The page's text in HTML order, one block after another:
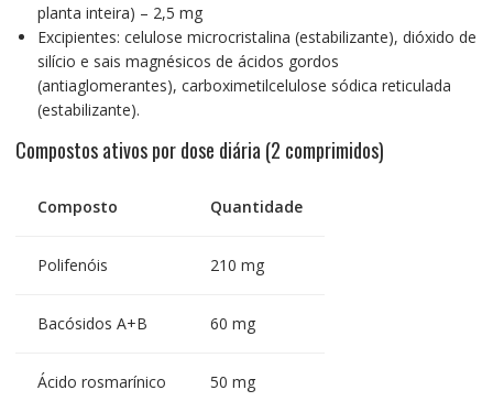
planta inteira) – 2,5 mg
Excipientes: celulose microcristalina (estabilizante), dióxido de
silício e sais magnésicos de ácidos gordos
(antiaglomerantes), carboximetilcelulose sódica reticulada
(estabilizante).
Compostos ativos por dose diária (2 comprimidos)
Composto Quantidade
Polifenóis 210 mg
Bacósidos A+B 60 mg
Ácido rosmarínico 50 mg